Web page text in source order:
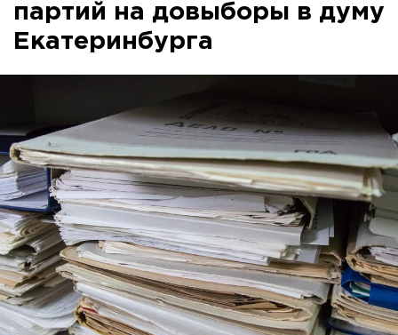
партий на довыборы в думу
Екатеринбурга